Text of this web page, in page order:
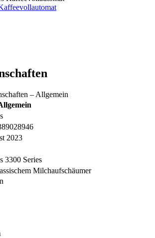
– Allgemein
2023
3300 Series
Milchaufschäumer